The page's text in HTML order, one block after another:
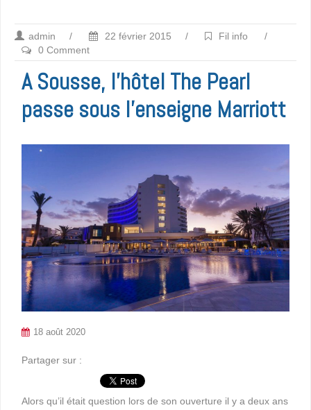
admin / 22 février 2015 / Fil info
/
0 Comment
A Sousse, l’hôtel The Pearl
passe sous l’enseigne Marriott
18 août 2020
Partager sur :
Alors qu’il était question lors de son ouverture il y a deux ans